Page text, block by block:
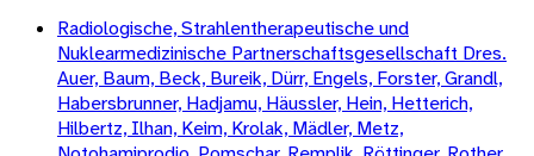
Radiologische, Strahlentherapeutische und
Nuklearmedizinische Partnerschaftsgesellschaft Dres.
Auer, Baum, Beck, Bureik, Dürr, Engels, Forster, Grandl,
Habersbrunner, Hadjamu, Häussler, Hein, Hetterich,
Hilbertz, Ilhan, Keim, Krolak, Mädler, Metz,